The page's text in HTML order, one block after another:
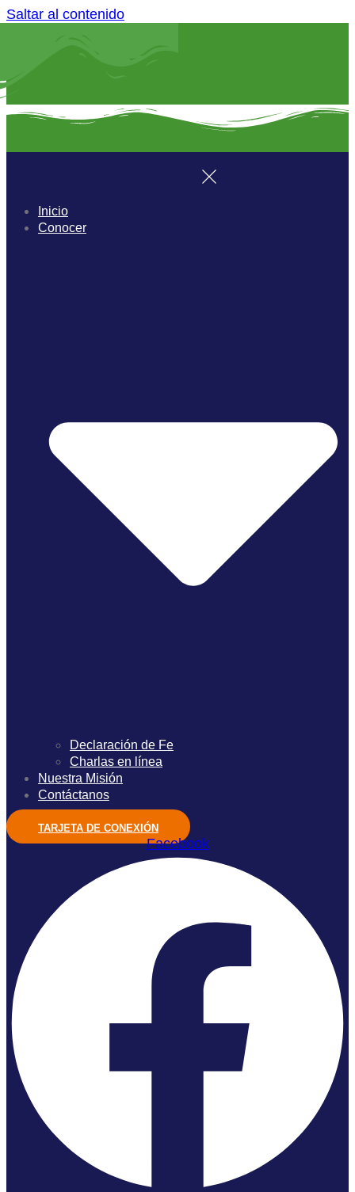
Saltar al contenido
Inicio
Conocer
Declaración de Fe
Charlas en línea
Nuestra Misión
Contáctanos
TARJETA DE CONEXIÓN
Facebook